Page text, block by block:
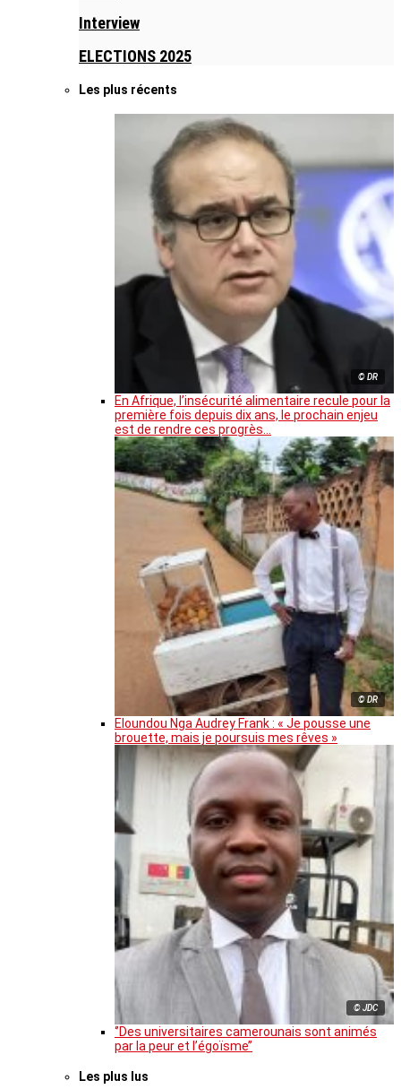
Interview
ELECTIONS 2025
Les plus récents
© DR
En Afrique, l’insécurité alimentaire recule pour la
première fois depuis dix ans, le prochain enjeu
est de rendre ces progrès…
© DR
Eloundou Nga Audrey Frank : « Je pousse une
brouette, mais je poursuis mes rêves »
© JDC
‘’Des universitaires camerounais sont animés
par la peur et l’égoïsme’’
Les plus lus